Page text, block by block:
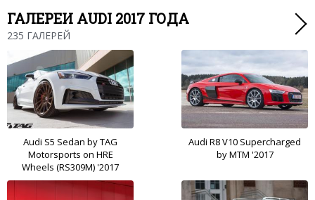
ГАЛЕРЕИ AUDI 2017 ГОДА
235 ГАЛЕРЕЙ
Audi S5 Sedan by TAG
Motorsports on HRE
Wheels (RS309M) '2017
Audi R8 V10 Supercharged
by MTM '2017